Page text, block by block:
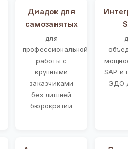
Диадок для
самозанятых
для
профессиональной
работы с
крупными
заказчиками
без лишней
бюрократии
SAP и
ЭДО